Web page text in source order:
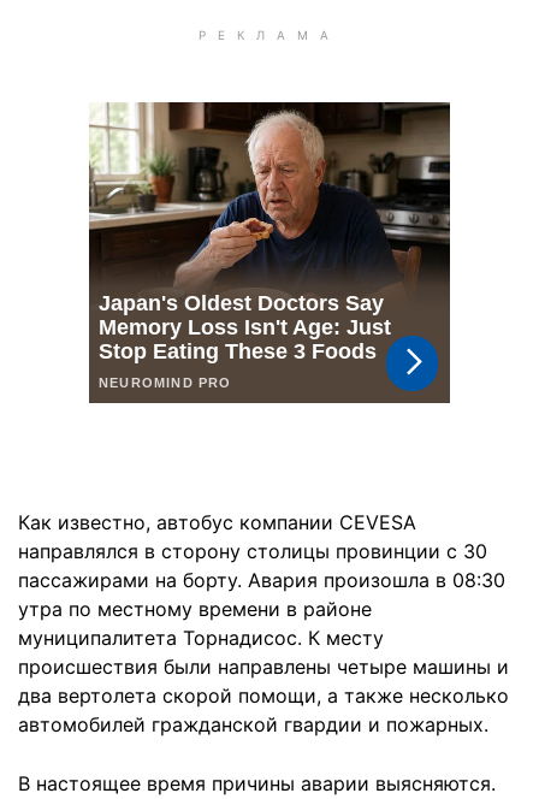
Как известно, автобус компании CEVESA
направлялся в сторону столицы провинции с 30
пассажирами на борту. Авария произошла в 08:30
утра по местному времени в районе
муниципалитета Торнадисос. К месту
происшествия были направлены четыре машины и
два вертолета скорой помощи, а также несколько
автомобилей гражданской гвардии и пожарных.
В настоящее время причины аварии выясняются.